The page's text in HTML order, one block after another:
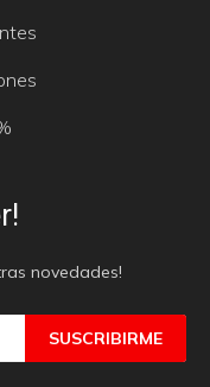
novedades!
SUSCRIBIRME